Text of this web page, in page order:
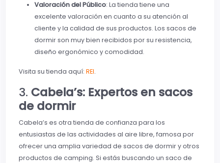
Valoración del Público: La tienda tiene una
excelente valoración en cuanto a su atención al
cliente y la calidad de sus productos. Los sacos de
dormir son muy bien recibidos por su resistencia,
diseño ergonómico y comodidad.
Visita su tienda aquí: REI.
3. Cabela’s: Expertos en sacos
de dormir
Cabela’s es otra tienda de confianza para los
entusiastas de las actividades al aire libre, famosa por
ofrecer una amplia variedad de sacos de dormir y otros
productos de camping. Si estás buscando un saco de